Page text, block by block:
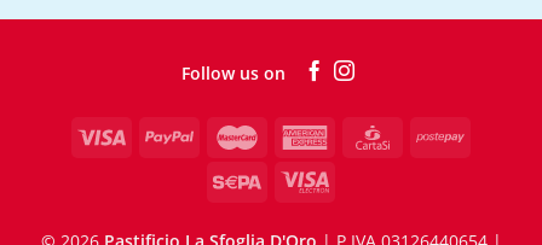
Follow us on
© 2026 Pastificio La Sfoglia D'Oro | P.IVA 03126440654 |